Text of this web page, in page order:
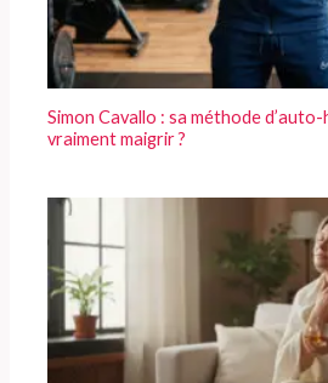
Simon Cavallo : sa méthode
vraiment maigrir ?